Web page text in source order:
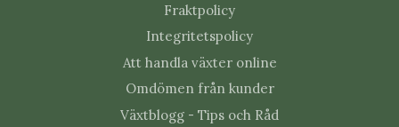
Andra arter har mjukare gröna blad och uppskattar något
Flera Tillandsia utvecklar dessutom färgstarka
blomställningar och bildar med tiden små sidoskott som
kan utvecklas till nya plantor.
Fraktpolicy
Integritetspolicy
Att handla växter online
Omdömen från kunder
Växtblogg - Tips och Råd